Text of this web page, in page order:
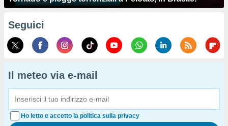
Seguici
Il meteo via e-mail
Ho letto e accetto la politica sulla privacy